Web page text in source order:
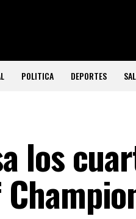
POLITICA DEPORTES
los